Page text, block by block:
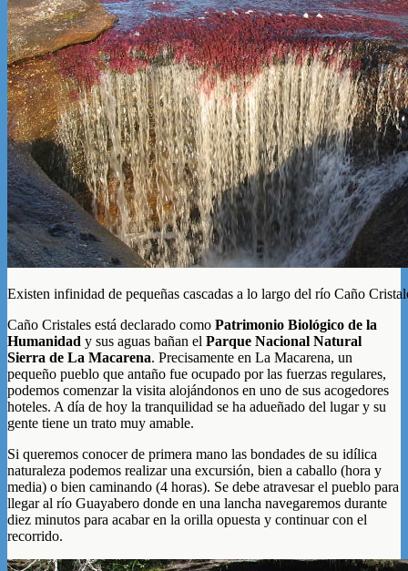
Existen infinidad de pequeñas cascadas a lo largo del río Caño
Caño Cristales está declarado como Patrimonio Biológico de la
Humanidad y sus aguas bañan el Parque Nacional Natural
Sierra de La Macarena. Precisamente en La Macarena, un
pequeño pueblo que antaño fue ocupado por las fuerzas regulares,
podemos comenzar la visita alojándonos en uno de sus acogedores
hoteles. A día de hoy la tranquilidad se ha adueñado del lugar y su
gente tiene un trato muy amable.
Si queremos conocer de primera mano las bondades de su idílica
naturaleza podemos realizar una excursión, bien a caballo (hora y
media) o bien caminando (4 horas). Se debe atravesar el pueblo para
llegar al río Guayabero donde en una lancha navegaremos durante
diez minutos para acabar en la orilla opuesta y continuar con el
recorrido.